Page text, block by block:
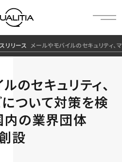
リリース メールやモバイルのセキュリティ
のセキュリティ、
ついて対策を検
内の業界団体
設